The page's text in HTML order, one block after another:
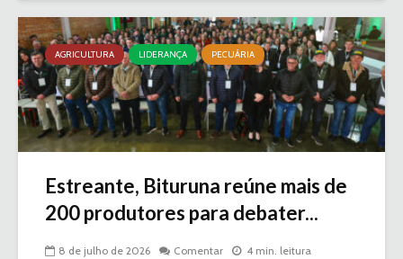
AGRICULTURA LIDERANÇA PECUÁRIA
Estreante, Bituruna reúne mais de
200 produtores para debater...
8 de julho de 2026 Comentar 4 min. leitura